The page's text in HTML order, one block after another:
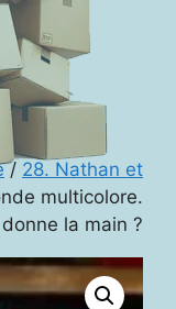
/ 28. Nathan et
multicolore.
la main ?